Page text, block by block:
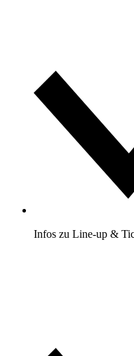
Infos zu Line-up &